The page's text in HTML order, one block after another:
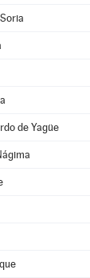
de Yagüe